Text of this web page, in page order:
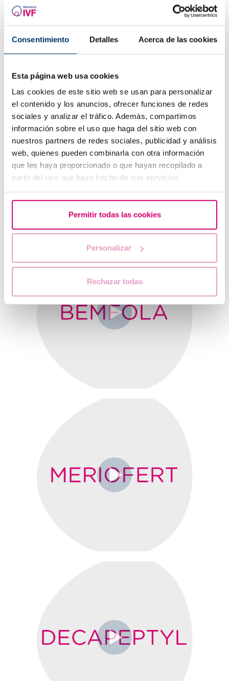
Consentimiento Detalles Acerca de las cookies
Esta página web usa cookies
Las cookies de este sitio web se usan para personalizar
el contenido y los anuncios, ofrecer funciones de redes
sociales y analizar el tráfico. Además, compartimos
información sobre el uso que haga del sitio web con
nuestros partners de redes sociales, publicidad y análisis
web, quienes pueden combinarla con otra información
que les haya proporcionado o que hayan recopilado a
partir del uso que haya hecho de sus servicios.
Permitir todas las cookies
Personalizar
Rechazar todas